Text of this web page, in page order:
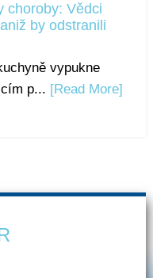
choroby: Vědci
by odstranili
vypukne
p... [Read More]